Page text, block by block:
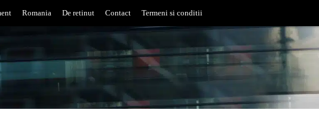
Romania De retinut Contact Termeni si conditii